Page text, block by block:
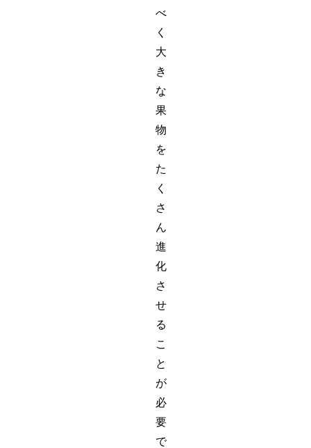
べ
く
大
き
な
果
物
を
た
く
さ
ん
進
化
さ
せ
る
こ
と
が
必
要
で